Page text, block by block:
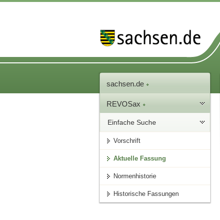
sachsen.de
REVOSax
Einfache Suche
Vorschrift
Aktuelle Fassung
Normenhistorie
Historische Fassungen